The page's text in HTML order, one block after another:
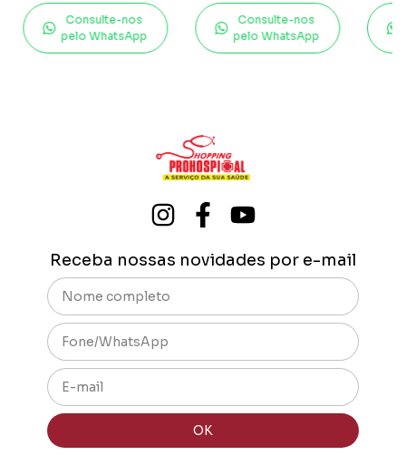
Consulte-nos
pelo WhatsApp
Consulte-nos
pelo WhatsApp
Receba nossas novidades por e-mail